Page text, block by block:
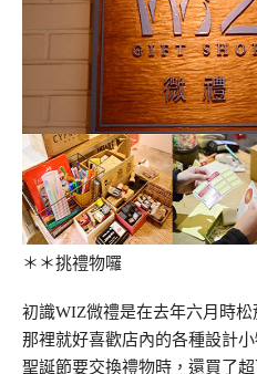
＊＊挑禮物囉
初識WIZ微禮是在去年六月時
那裡就好喜歡店內的各種設計
聖誕節要交換禮物時，還買了